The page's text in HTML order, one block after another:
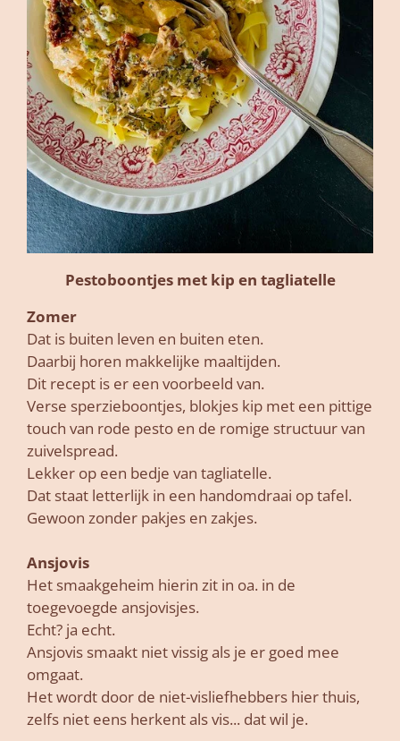
Pestoboontjes met kip en tagliatelle
Zomer
Dat is buiten leven en buiten eten.
Daarbij horen makkelijke maaltijden.
Dit recept is er een voorbeeld van.
Verse sperzieboontjes, blokjes kip met een pittige
touch van rode pesto en de romige structuur van
zuivelspread.
Lekker op een bedje van tagliatelle.
Dat staat letterlijk in een handomdraai op tafel.
Gewoon zonder pakjes en zakjes.
Ansjovis
Het smaakgeheim hierin zit in oa. in de
toegevoegde ansjovisjes.
Echt? ja echt.
Ansjovis smaakt niet vissig als je er goed mee
omgaat.
Het wordt door de niet-visliefhebbers hier thuis,
zelfs niet eens herkent als vis... dat wil je.